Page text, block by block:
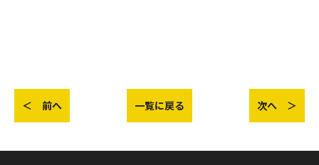
＜ 前へ 一覧に戻る 次へ ＞